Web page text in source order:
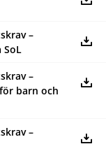
–
–
barn och
–